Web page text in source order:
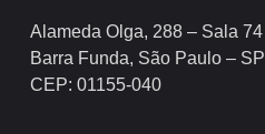
Alameda Olga, 288 – Sala 74
Barra Funda, São Paulo – SP
CEP: 01155-040